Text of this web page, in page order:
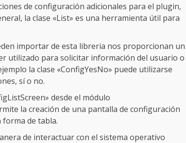
de configuración adicionales para el plugin,
la clase «List» es una herramienta útil para
importar de esta libreria nos proporcionan un
utilizado para solicitar información del usuario o
la clase «ConfigYesNo» puede utilizarse
sí o no.
desde el módulo
la creación de una pantalla de configuración
de tabla.
de interactuar con el sistema operativo